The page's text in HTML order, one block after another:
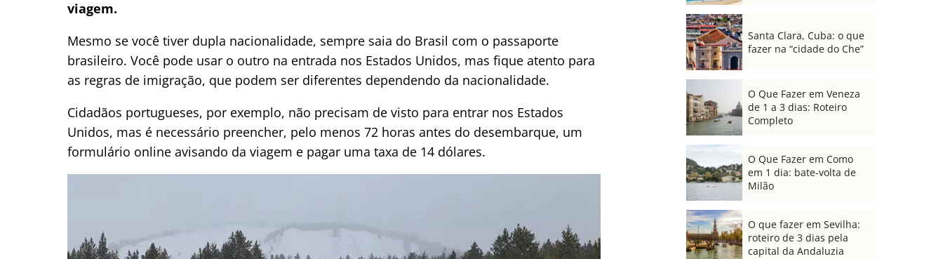
viagem.
Mesmo se você tiver dupla nacionalidade, sempre saia do Brasil com o passaporte
brasileiro. Você pode usar o outro na entrada nos Estados Unidos, mas fique atento para
as regras de imigração, que podem ser diferentes dependendo da nacionalidade.
Cidadãos portugueses, por exemplo, não precisam de visto para entrar nos Estados
Unidos, mas é necessário preencher, pelo menos 72 horas antes do desembarque, um
formulário online avisando da viagem e pagar uma taxa de 14 dólares.
Santa Clara, Cuba: o que
fazer na “cidade do Che”
O Que Fazer em Veneza
de 1 a 3 dias: Roteiro
Completo
O Que Fazer em Como
em 1 dia: bate-volta de
Milão
O que fazer em Sevilha:
roteiro de 3 dias pela
capital da Andaluzia